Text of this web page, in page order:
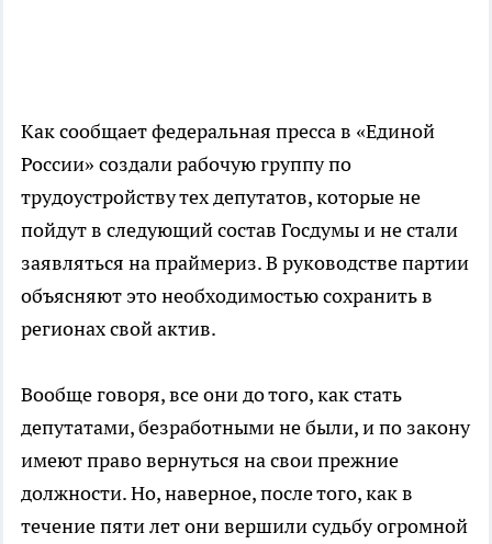
Как сообщает федеральная пресса в «Единой
России» создали рабочую группу по
трудоустройству тех депутатов, которые не
пойдут в следующий состав Госдумы и не стали
заявляться на праймериз. В руководстве партии
объясняют это необходимостью сохранить в
регионах свой актив.
Вообще говоря, все они до того, как стать
депутатами, безработными не были, и по закону
имеют право вернуться на свои прежние
должности. Но, наверное, после того, как в
течение пяти лет они вершили судьбу огромной